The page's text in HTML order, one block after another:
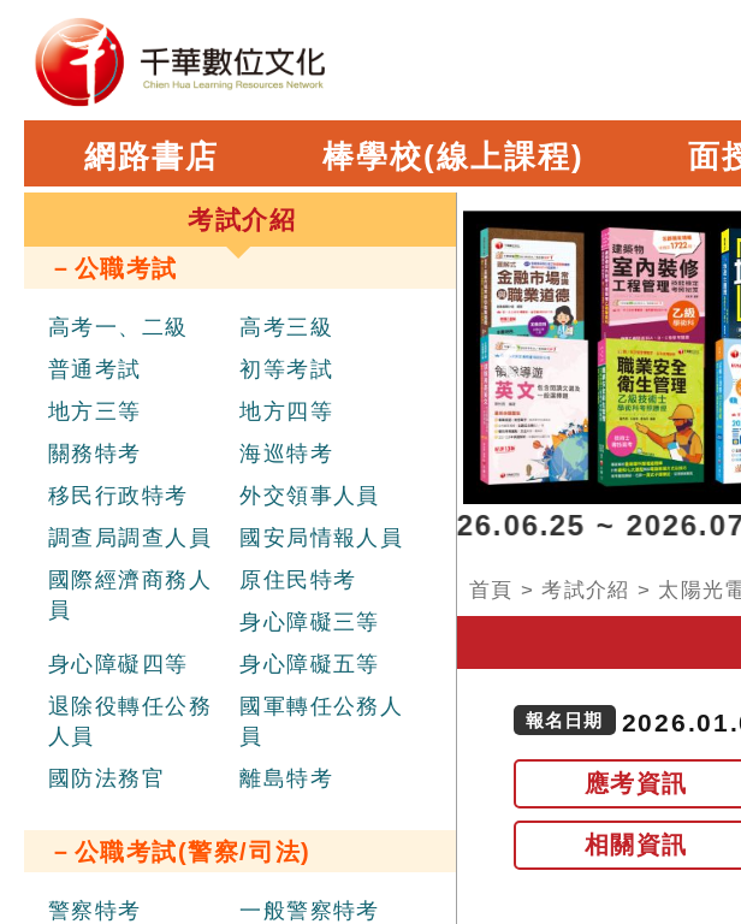
網路書店 棒學校(線上課程) 面
考試介紹
－公職考試
高考一、二級
高考三級
普通考試
初等考試
地方三等
地方四等
關務特考
海巡特考
移民行政特考
外交領事人員
調查局調查人員
國安局情報人員
國際經濟商務人
員
原住民特考
身心障礙三等
身心障礙四等
身心障礙五等
退除役轉任公務
人員
國軍轉任公務人
員
國防法務官
離島特考
－公職考試(警察/司法)
警察特考
一般警察特考
理聯合招考 ，報名日期 2026.06.25 ~
首頁 >考試介紹 > 太陽光
報名日期
應考資訊
相關資訊